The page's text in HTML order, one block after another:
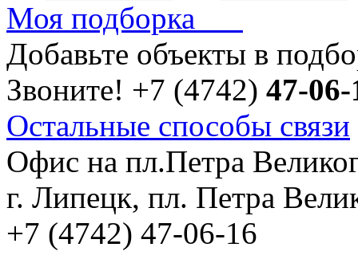
Моя подборка
Добавьте объекты в
Звоните! +7 (4742) 47-06-
Остальные способы связи
Офис на пл.Петра
г. Липецк, пл. Петра
+7 (4742) 47-06-16